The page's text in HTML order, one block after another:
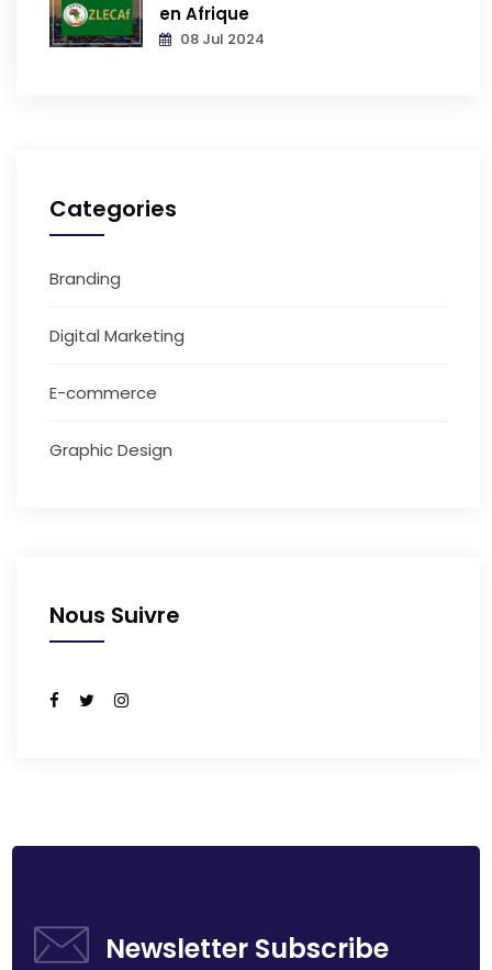
en Afrique
08 Jul 2024
Categories
Branding
Digital Marketing
E-commerce
Graphic Design
Nous Suivre
Newsletter Subscribe